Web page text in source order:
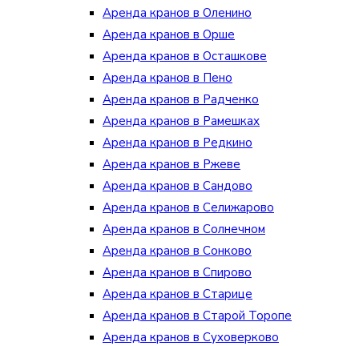
Аренда кранов в Оленино
Аренда кранов в Орше
Аренда кранов в Осташкове
Аренда кранов в Пено
Аренда кранов в Радченко
Аренда кранов в Рамешках
Аренда кранов в Редкино
Аренда кранов в Ржеве
Аренда кранов в Сандово
Аренда кранов в Селижарово
Аренда кранов в Солнечном
Аренда кранов в Сонково
Аренда кранов в Спирово
Аренда кранов в Старице
Аренда кранов в Старой Торопе
Аренда кранов в Суховерково